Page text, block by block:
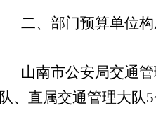
二、部门预算单位
山南市公安局交通
队、直属交通管理大队5